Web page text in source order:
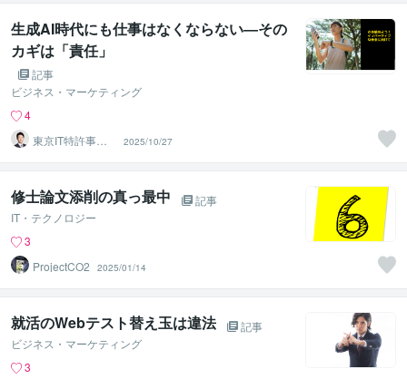
生成AI時代にも仕事はなくならない―その
カギは「責任」
記事
ビジネス・マーケティング
4
東京IT特許事務
所_Isayama
2025/10/27
修士論文添削の真っ最中
記事
IT・テクノロジー
3
ProjectCO2
2025/01/14
就活のWebテスト替え玉は違法
記事
ビジネス・マーケティング
3